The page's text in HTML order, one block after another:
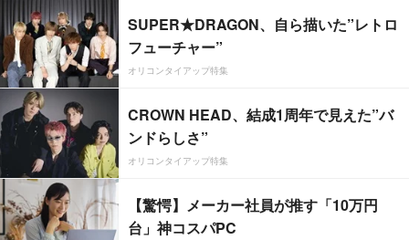
SUPER★DRAGON、自ら描いた”レトロ
フューチャー”
オリコンタイアップ特集
CROWN HEAD、結成1周年で見えた”バ
ンドらしさ”
オリコンタイアップ特集
【驚愕】メーカー社員が推す「10万円
台」神コスパPC